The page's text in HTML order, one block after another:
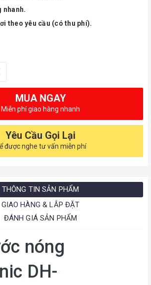
nhanh.
theo yêu cầu (có thu phí).
MUA NGAY
Miễn phí giao hàng nhanh
Yêu Cầu Gọi Lại
được nghe tư vấn miễn phí
THÔNG TIN SẢN PHẨM
GIAO HÀNG & LẮP ĐẶT
ĐÁNH GIÁ SẢN PHẨM
nóng
DH-